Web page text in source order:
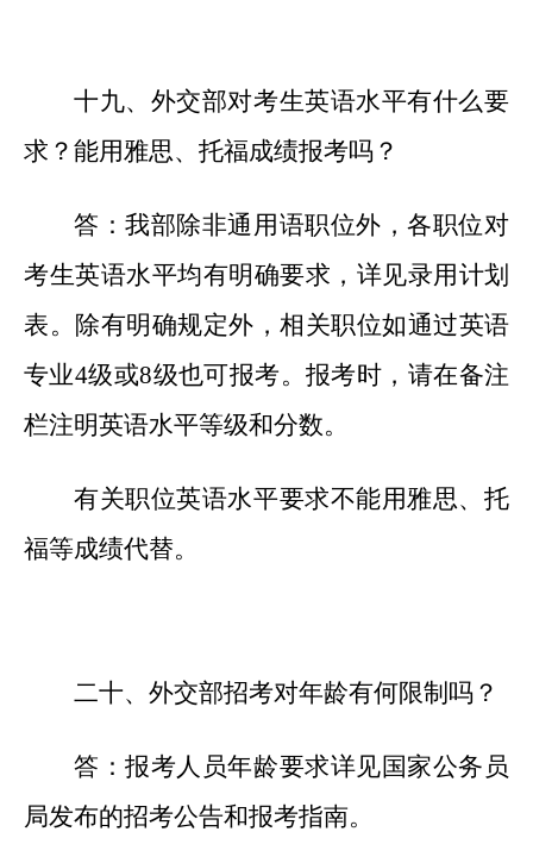
十九、外交部对考生英语水平有什么要
求？能用雅思、托福成绩报考吗？
答：我部除非通用语职位外，各职位对
考生英语水平均有明确要求，详见录用计划
表。除有明确规定外，相关职位如通过英语
专业4级或8级也可报考。报考时，请在备注
栏注明英语水平等级和分数。
有关职位英语水平要求不能用雅思、托
福等成绩代替。
二十、外交部招考对年龄有何限制吗？
答：报考人员年龄要求详见国家公务员
局发布的招考公告和报考指南。